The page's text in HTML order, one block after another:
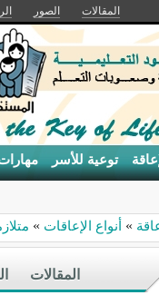
المقالات الصور
توعية للأسر
» أنواع الإعاقات »
المقالات